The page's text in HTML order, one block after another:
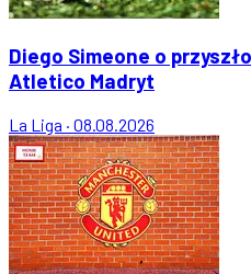
Diego Simeone o
Atletico Madryt
La Liga · 08.08.2026